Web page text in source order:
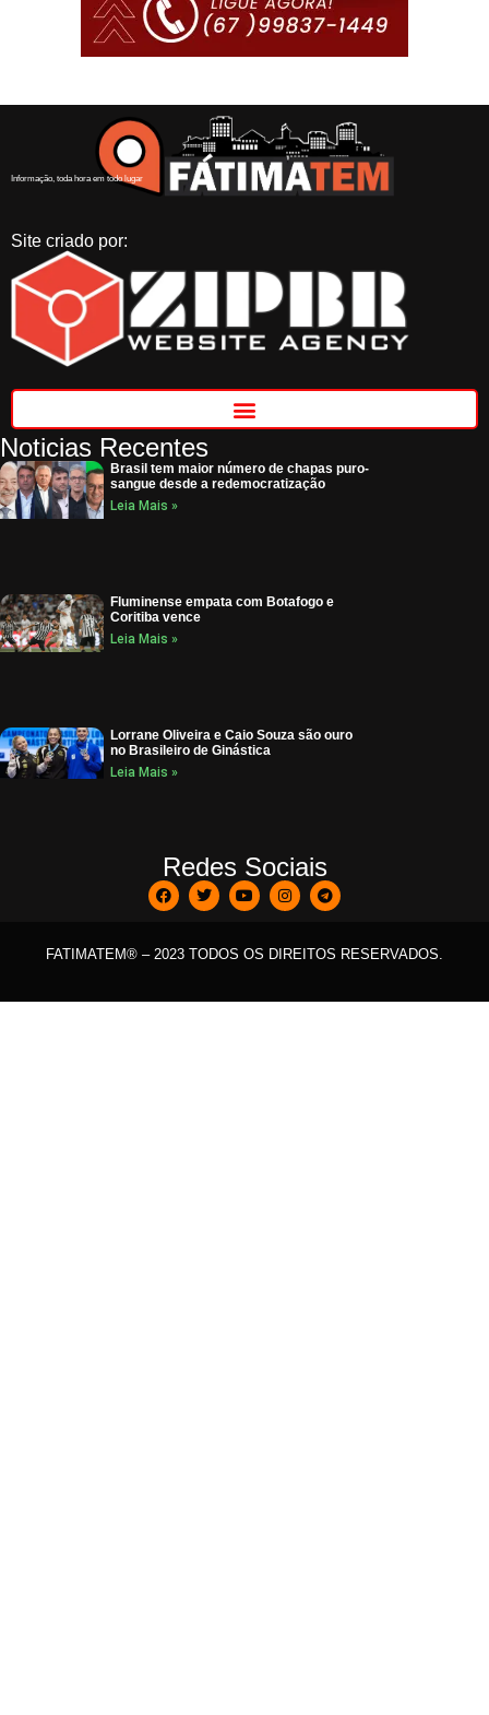
Informação, toda hora em todo lugar
Site criado por:
Noticias Recentes
Brasil tem maior número de chapas puro-
sangue desde a redemocratização
Leia Mais »
Fluminense empata com Botafogo e
Coritiba vence
Leia Mais »
Lorrane Oliveira e Caio Souza são ouro
no Brasileiro de Ginástica
Leia Mais »
Redes Sociais
FATIMATEM® – 2023 TODOS OS DIREITOS RESERVADOS.